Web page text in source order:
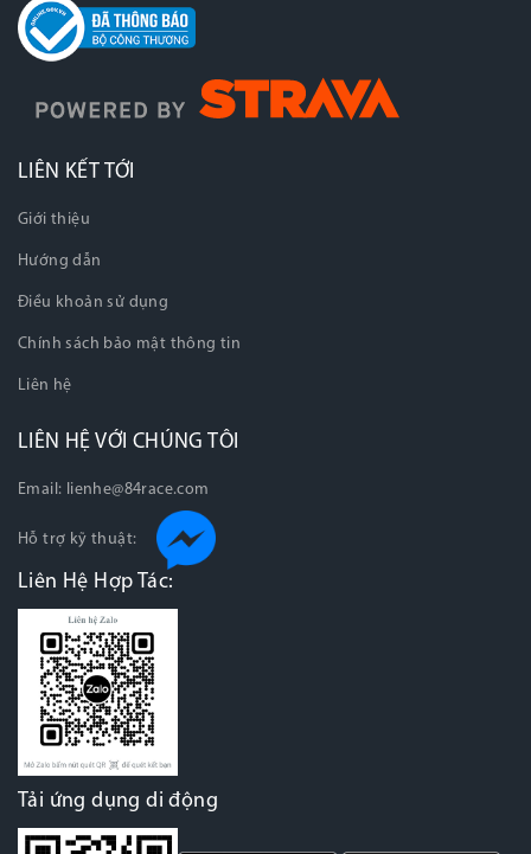
LIÊN KẾT TỚI
Giới thiệu
Hướng dẫn
Điều khoản sử dụng
Chính sách bảo mật thông tin
Liên hệ
LIÊN HỆ VỚI CHÚNG TÔI
Email: lienhe@84race.com
Hỗ trợ kỹ thuật:
Liên Hệ Hợp Tác:
Tải ứng dụng di động